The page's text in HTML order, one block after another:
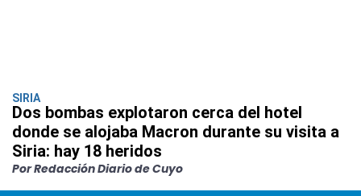
SIRIA
Dos bombas explotaron cerca del hotel
donde se alojaba Macron durante su visita a
Siria: hay 18 heridos
Por Redacción Diario de Cuyo